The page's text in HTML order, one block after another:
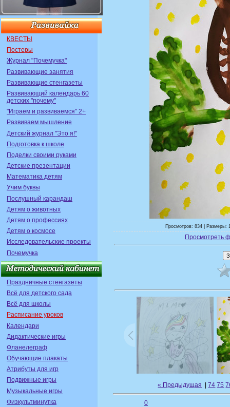
КВЕСТЫ
Постеры
Журнал "Почемучка"
Развивающие занятия
Развивающие стенгазеты
Развивающий календарь 60
детских "почему"
"Играем и развиваемся" 2+
Развиваем мышление
Детский журнал "Это я!"
Подготовка к школе
Поделки своими руками
Детские презентации
Математика детям
Учим буквы
Послушный карандаш
Детям о животных
Детям о профессиях
Детям о космосе
Исследовательские проекты
Почемучка
Праздничные стенгазеты
Всё для детского сада
Всё для школы
Расписание уроков
Календари
Дидактические игры
Фланелеграф
Обучающие плакаты
Атрибуты для игр
Подвижные игры
Музыкальные игры
Физкультминутка
Просмотров: 834 | Размеры:
Просмотреть
« Предыдущая |74 75
0